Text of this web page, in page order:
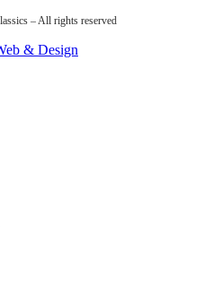
– All rights reserved
& Design